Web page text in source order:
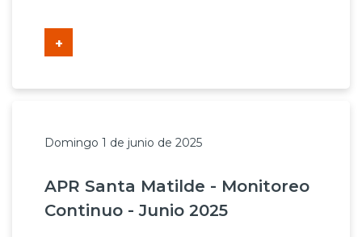
+
Domingo 1 de junio de 2025
APR Santa Matilde - Monitoreo
Continuo - Junio 2025